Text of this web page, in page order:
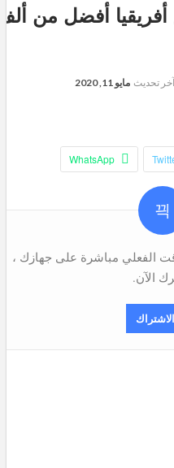
أفضل من
آخر تحديث مايو 11, 2020
WhatsApp
الإلكتروني
الفعلي مباشرة على جهازك ،
الآن.
الاشتراك